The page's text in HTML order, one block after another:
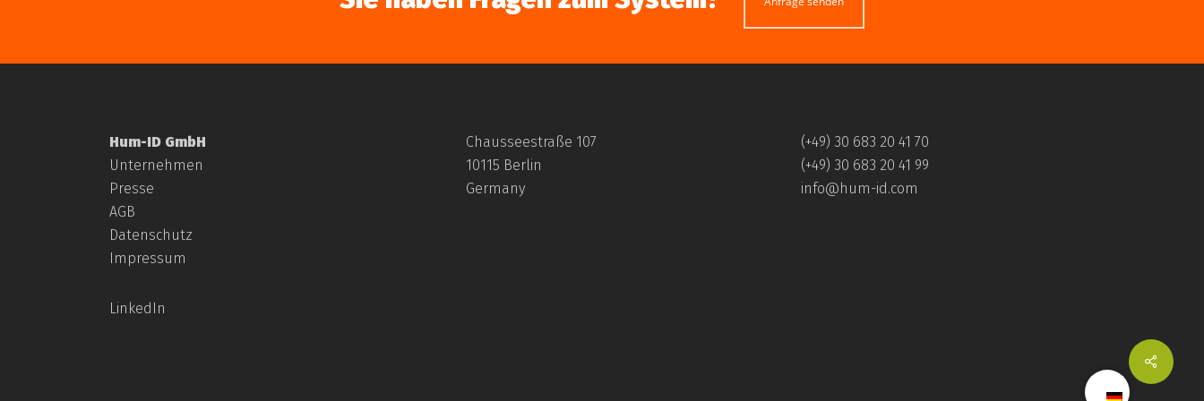
Hum-ID GmbH
Unternehmen
Presse
AGB
Datenschutz
Impressum
LinkedIn
Chausseestraße 107
10115 Berlin
Germany
(+49) 30 683 20 41 70
(+49) 30 683 20 41 99
info@hum-id.com